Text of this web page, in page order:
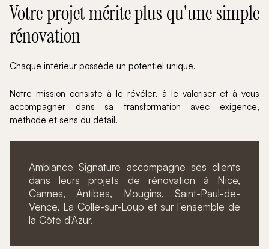
Votre projet mérite plus qu'une simple
rénovation
Chaque intérieur possède un potentiel unique.
Notre mission consiste à le révéler, à le valoriser et à vous
accompagner dans sa transformation avec exigence,
méthode et sens du détail.
Ambiance Signature accompagne ses clients
dans leurs projets de rénovation à Nice,
Cannes, Antibes, Mougins, Saint-Paul-de-
Vence, La Colle-sur-Loup et sur l'ensemble de
la Côte d'Azur.